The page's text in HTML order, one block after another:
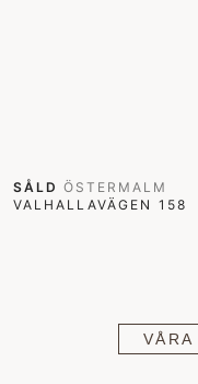
SÅLD ÖSTERMALM
VALHALLAVÄGEN 158